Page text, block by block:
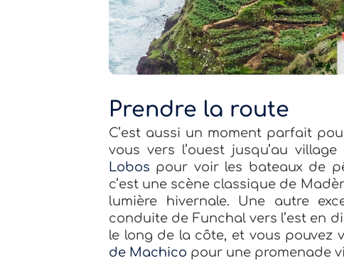
Prendre la route
C’est aussi un moment parfait
vous vers l’ouest jusqu’au
Lobos pour voir les bateaux de
c’est une scène classique de
lumière hivernale. Une autre
conduite de Funchal vers l’est en
le long de la côte, et vous pouvez
de Machico pour une promenade